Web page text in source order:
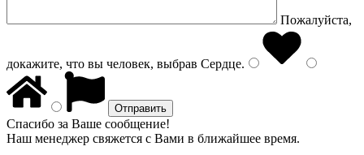
Пожалуйста,
докажите, что вы человек, выбрав Сердце.
Спасибо за Ваше сообщение!
Наш менеджер свяжется с Вами в ближайшее время.